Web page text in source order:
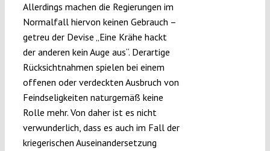
Allerdings machen die Regierungen im
Normalfall hiervon keinen Gebrauch –
getreu der Devise „Eine Krähe hackt
der anderen kein Auge aus“. Derartige
Rücksichtnahmen spielen bei einem
offenen oder verdeckten Ausbruch von
Feindseligkeiten naturgemäß keine
Rolle mehr. Von daher ist es nicht
verwunderlich, dass es auch im Fall der
kriegerischen Auseinandersetzung